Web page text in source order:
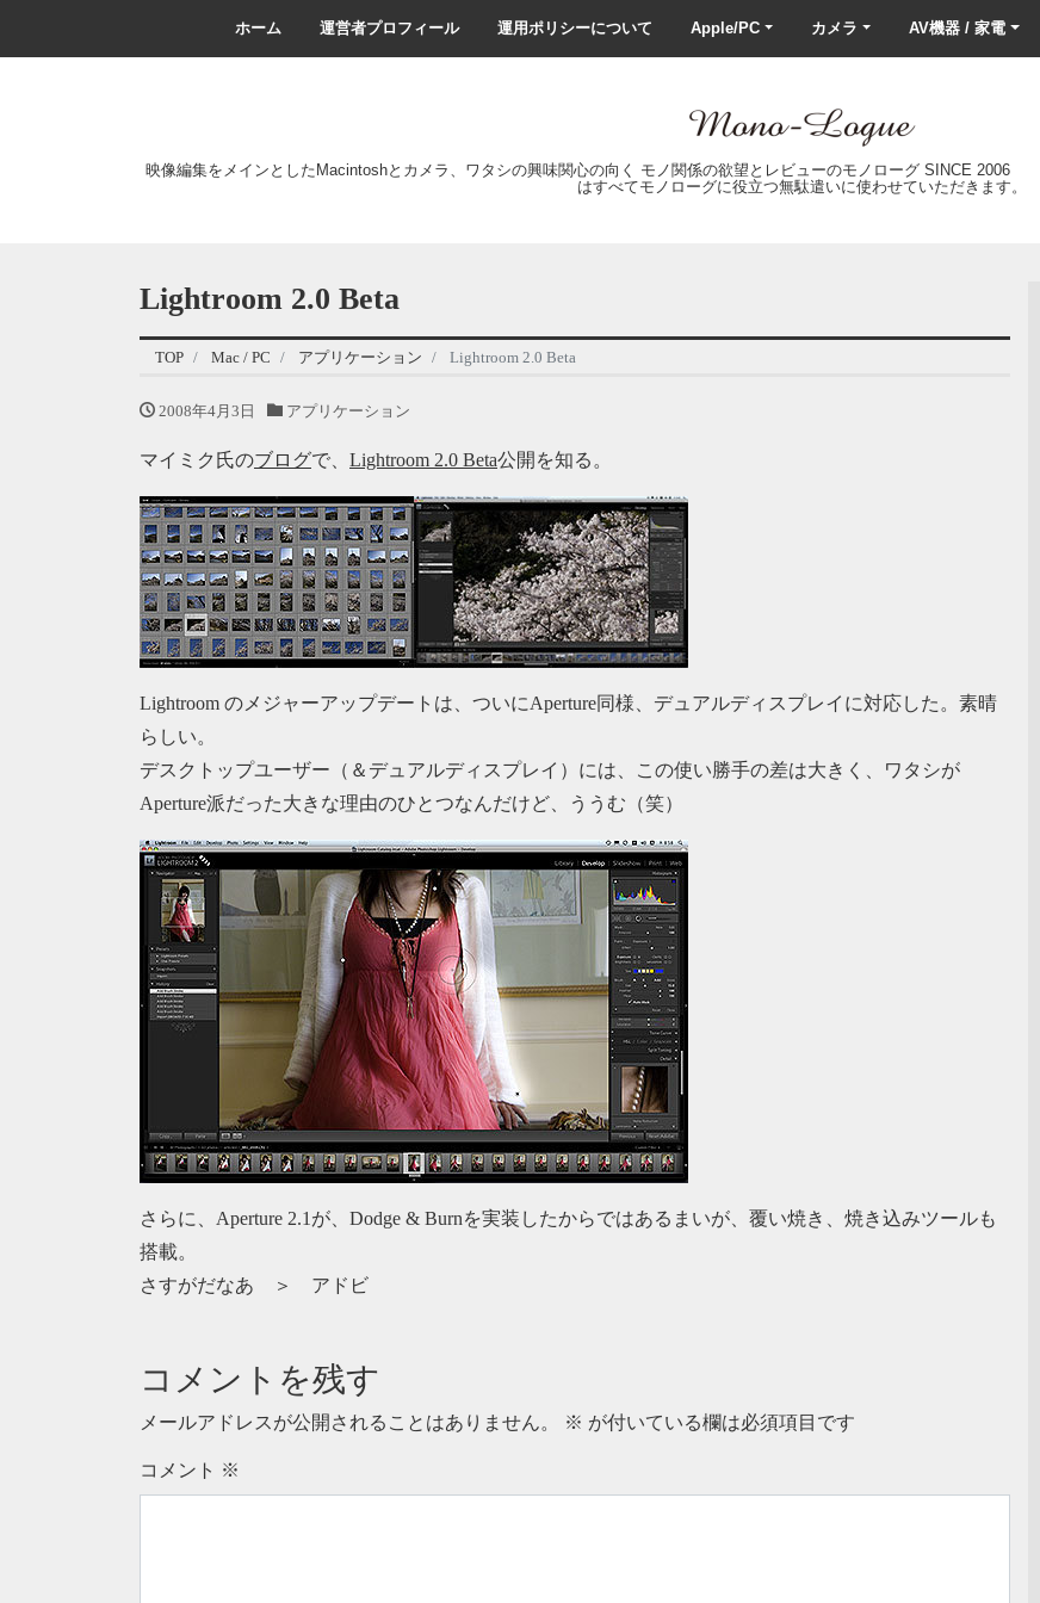
ホーム 運営者プロフィール 運用ポリシーについて Apple/PC カメラ AV機器 / 家電
映像編集をメインとしたMacintoshとカメラ、ワタシの興味関心の向く モノ関係の欲望とレビューのモノローグ SINCE 2006
はすべてモノローグに役立つ無駄遣いに使わせていただきます。
Lightroom 2.0 Beta
TOP Mac / PC アプリケーション Lightroom 2.0 Beta
2008年4月3日 アプリケーション
マイミク氏のブログで、 Lightroom 2.0 Beta公開を知る。
Lightroom のメジャーアップデートは、ついにAperture同様、デュアルディスプレイに対応した。素晴
らしい。
デスクトップユーザー（＆デュアルディスプレイ）には、この使い勝手の差は大きく、ワタシが
Aperture派だった大きな理由のひとつなんだけど、ううむ（笑）
さらに、Aperture 2.1が、Dodge & Burnを実装したからではあるまいが、覆い焼き、焼き込みツールも
搭載。
さすがだなあ ＞ アドビ
コメントを残す
メールアドレスが公開されることはありません。 ※ が付いている欄は必須項目です
コメント ※